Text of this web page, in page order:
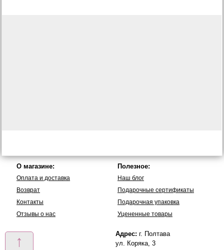
↑
О магазине:
Оплата и доставка
Возврат
Контакты
Отзывы о нас
Полезное:
Наш блог
Подарочные сертификаты
Подарочная упаковка
Уцененные товары
Адрес: г. Полтава
ул. Коряка, 3